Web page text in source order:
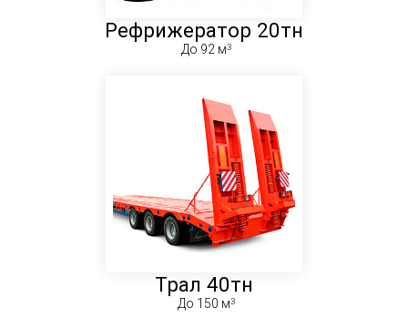
Рефрижератор 20тн
До 92 м
Трал 40тн
До 150 м